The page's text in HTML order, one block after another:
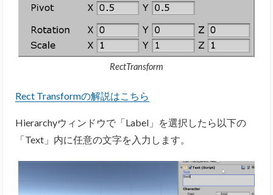
RectTransform
Rect Transformの解説はこちら
Hierarchyウィンドウで「Label」を選択したら以下の
「Text」内に任意の文字を入力します。